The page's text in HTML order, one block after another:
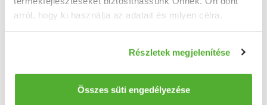
arról, hogy ki használja az adatait és milyen célra.
Információgyűjtés az Ön földrajzi elhelyezkedéséről
pár méteres pontossággal
Az Ön készülékén beazonosítása annak konkrét
Részletek megjelenítése
Összes süti engedélyezése